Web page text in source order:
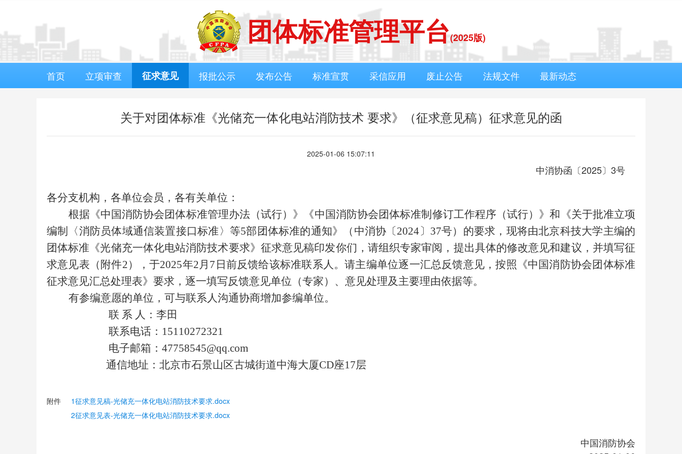
团体标准管理平台(2025版)
首页 立项审查 征求意见 报批公示 发布公告 标准宣贯 采信应用 废止公告 法规文件 最新动态
关于对团体标准《光储充一体化电站消防技术 要求》（征求意见稿）征求意见的函
2025-01-06 15:07:11
中消协函〔2025〕3号
各分支机构，各单位会员，各有关单位：
根据《中国消防协会团体标准管理办法（试行）》《中国消防协会团体标准制修订工作程序（试行）》和
《关于批准立项
编制〈消防员体域通信装置接口标准〉等5部团体标准的通知》（中消协〔2024〕37号）的要求，现将由北京科技大学主编的
团体标准《光储充一体化电站消防技术要求》征求意见稿印发你们，请组织专家审阅，提出具体的修改意见和建议，并填写征
求意见表（附件2），于2025年2月7日前反馈给该标准联系人。请主编单位逐一汇总反馈意见，按照《中国消防协会团体标准
征求意见汇总处理表》要求，逐一填写反馈意见单位（专家）、意见处理及主要理由依据等。
有参编意愿的单位，可与联系人沟通协商增加参编单位。
联 系 人：李田
联系电话：15110272321
电子邮箱：47758545@qq.com
通信地址：北京市石景山区古城街道中海大厦CD座17层
附件
1征求意见稿-光储充一体化电站消防技术要求.docx
2征求意见表-光储充一体化电站消防技术要求.docx
中国消防协会